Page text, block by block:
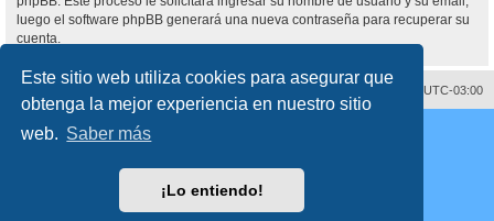
Este sitio web utiliza cookies para asegurar que
obtenga la mejor experiencia en nuestro sitio
web. Saber más
¡Lo entiendo!
luego el software phpBB generará una nueva contraseña para recuperar su
cuenta.
Todos los horarios son UTC-03:00
Borrar cookies
Desarrollado por
® Forum Software © phpBB Limited
Traducción al español porphpBB España
Condiciones